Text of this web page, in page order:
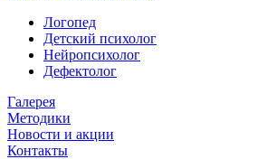
Логопед
Детский психолог
Нейропсихолог
Дефектолог
Галерея
Методики
Новости и акции
Контакты